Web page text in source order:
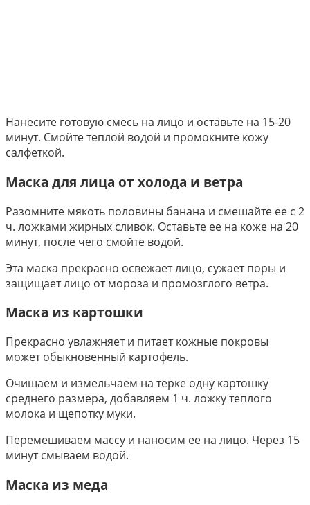
Нанесите готовую смесь на лицо и оставьте на 15-20
минут. Смойте теплой водой и промокните кожу
салфеткой.
Маска для лица от холода и ветра
Разомните мякоть половины банана и смешайте ее с 2
ч. ложками жирных сливок. Оставьте ее на коже на 20
минут, после чего смойте водой.
Эта маска прекрасно освежает лицо, сужает поры и
защищает лицо от мороза и промозглого ветра.
Маска из картошки
Прекрасно увлажняет и питает кожные покровы
может обыкновенный картофель.
Очищаем и измельчаем на терке одну картошку
среднего размера, добавляем 1 ч. ложку теплого
молока и щепотку муки.
Перемешиваем массу и наносим ее на лицо. Через 15
минут смываем водой.
Маска из меда